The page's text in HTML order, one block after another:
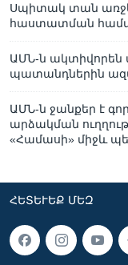
Սպիտակ տան
հաստատման
ԱՄՆ-ն ակտիվորեն
պատանդներին
ԱՄՆ-ն ջանքեր է
արձակման
«Համասի» միջև
ՀԵՏԵՒԵՔ ՄԵԶ